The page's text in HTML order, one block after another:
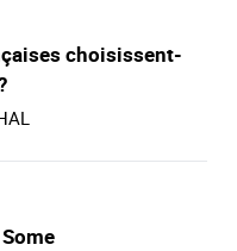
choisissent-